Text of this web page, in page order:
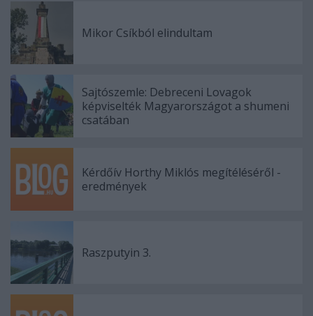
Mikor Csíkból elindultam
Sajtószemle: Debreceni Lovagok
képviselték Magyarországot a shumeni
csatában
Kérdőív Horthy Miklós megítéléséről -
eredmények
Raszputyin 3.